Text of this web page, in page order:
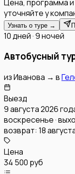
Цена, программа
уточняйте у
Узнать о туре →
10 дней · 9 ночей
Автобусный
изИванова → в
Выезд
9 августа 2026
воскресенье ·
возврат: 18
Цена
34 500 руб